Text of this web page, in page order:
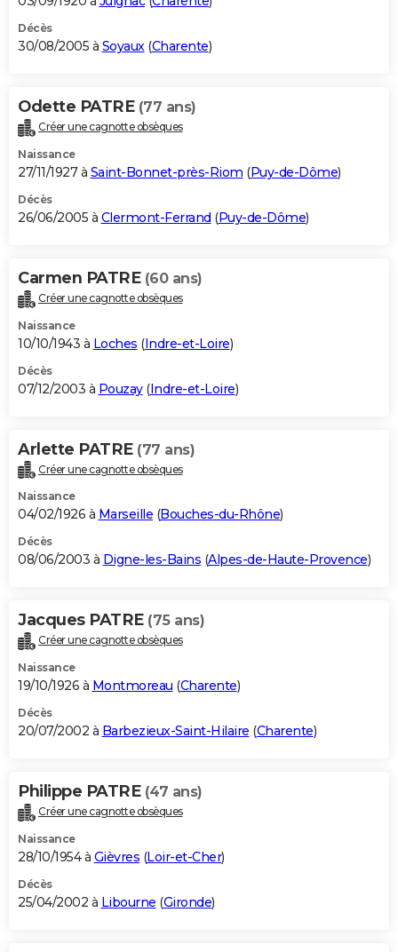
Décès
30/08/2005 à Soyaux(Charente)
Odette PATRE (77 ans)
Créer une cagnotte obsèques
Naissance
27/11/1927 à Saint-Bonnet-près-Riom (Puy-de-Dôme)
Décès
26/06/2005 à Clermont-Ferrand (Puy-de-Dôme)
Carmen PATRE (60 ans)
Créer une cagnotte obsèques
Naissance
10/10/1943 à Loches (Indre-et-Loire)
Décès
07/12/2003 à Pouzay(Indre-et-Loire)
Arlette PATRE (77 ans)
Créer une cagnotte obsèques
Naissance
04/02/1926 à Marseille (Bouches-du-Rhône)
Décès
08/06/2003 à Digne-les-Bains (Alpes-de-Haute-Provence)
Jacques PATRE (75 ans)
Créer une cagnotte obsèques
Naissance
19/10/1926 à Montmoreau (Charente)
Décès
20/07/2002 à Barbezieux-Saint-Hilaire (Charente)
Philippe PATRE (47 ans)
Créer une cagnotte obsèques
Naissance
28/10/1954 à Gièvres (Loir-et-Cher)
Décès
25/04/2002 à Libourne (Gironde)